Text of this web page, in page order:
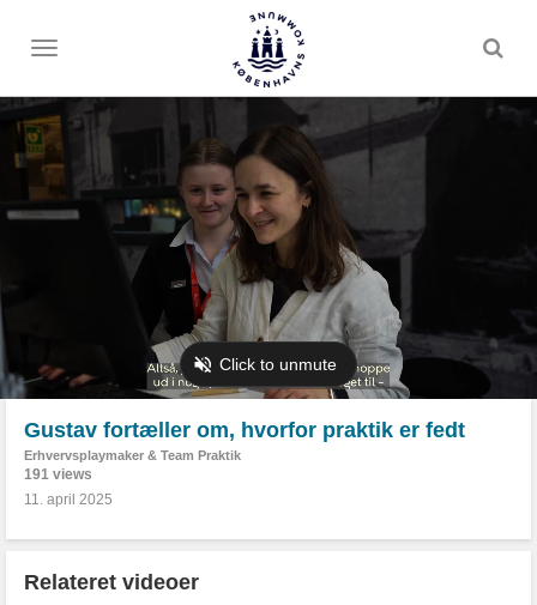
Toggle
Gustav fortæller om, hvorfor praktik er fedt
Erhvervsplaymaker & Team Praktik
191 views
11. april 2025
Relateret videoer